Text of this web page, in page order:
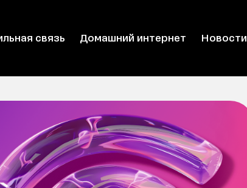
связь Домашний интернет Новости